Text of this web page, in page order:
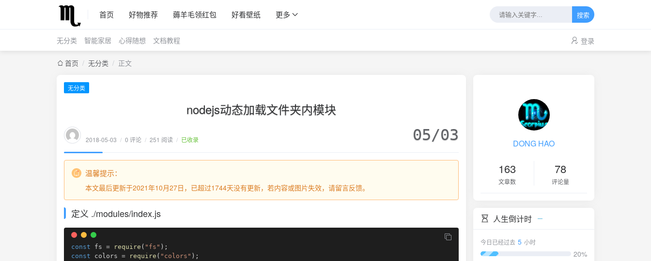
首页 好物推荐 薅羊毛领红包 好看壁纸 更多 搜索
无分类 智能家居 心得随想 文档教程 登录
首页 / 无分类 / 正文
无分类
nodejs动态加载文件夹内模块
2018-05-03 / 0 评论 / 251 阅读 / 已收录 05/03
温馨提示：
本文最后更新于2021年10月27日，已超过1744天没有更新，若内容或图片失效，请留言反馈。
定义 ./modules/index.js
const fs = require ( "fs" ) ;
const colors = require ( "colors" ) ;
DONG HAO
163
文章数
78
评论量
人生倒计时
今日已经过去 5 小时
20%